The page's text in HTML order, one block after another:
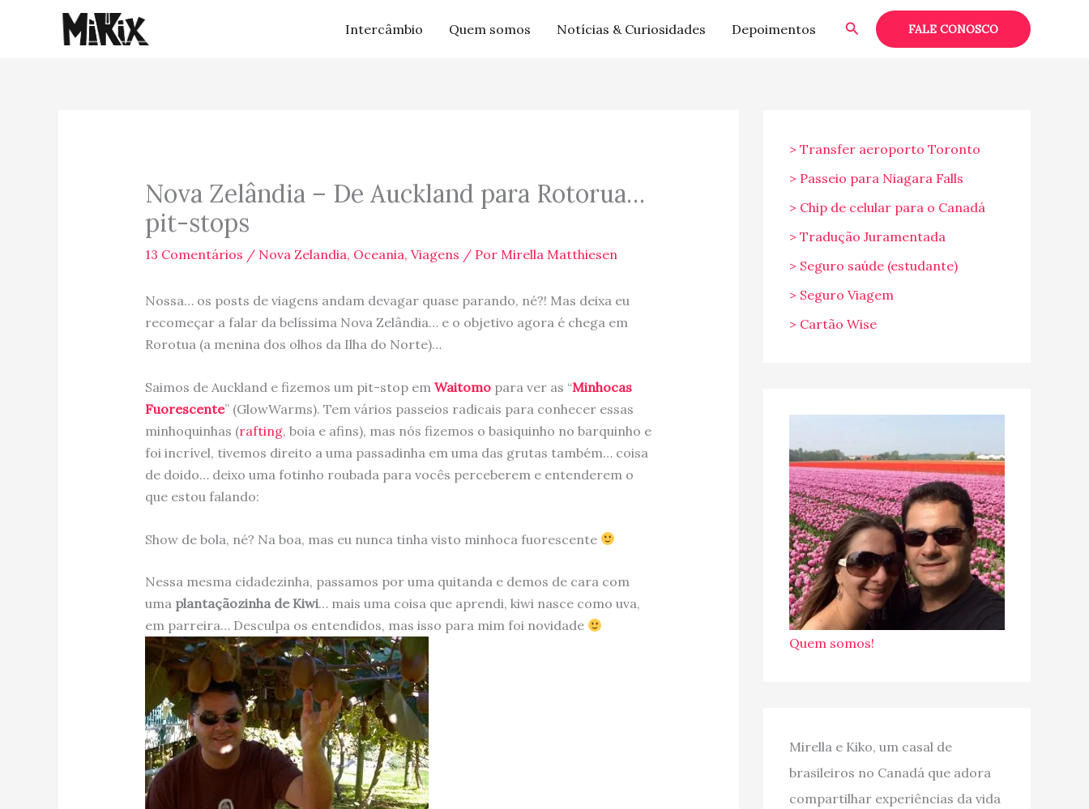
Intercâmbio Quem somos Notícias & Curiosidades Depoimentos PesquisarFALE CONOSCO
Nova Zelândia – De Auckland para Rotorua…
pit-stops
13 Comentários / Nova Zelandia, Oceania, Viagens / Por Mirella Matthiesen
Nossa… os posts de viagens andam devagar quase parando, né?! Mas deixa eu
recomeçar a falar da belíssima Nova Zelândia… e o objetivo agora é chega em
Rorotua (a menina dos olhos da Ilha do Norte)…
Saimos de Auckland e fizemos um pit-stop em Waitomopara ver as “Minhocas
Fuorescente” (GlowWarms). Tem vários passeios radicais para conhecer essas
minhoquinhas (rafting, boia e afins), mas nós fizemos o basiquinho no barquinho e
foi incrível, tivemos direito a uma passadinha em uma das grutas também… coisa
de doido… deixo uma fotinho roubada para vocês perceberem e entenderem o
que estou falando:
Show de bola, né? Na boa, mas eu nunca tinha visto minhoca fuorescente
Nessa mesma cidadezinha, passamos por uma quitanda e demos de cara com
uma plantaçãozinha de Kiwi… mais uma coisa que aprendi, kiwi nasce como uva,
em parreira… Desculpa os entendidos, mas isso para mim foi novidade
> Transfer aeroporto Toronto
> Passeio para Niagara Falls
> Chip de celular para o Canadá
> Tradução Juramentada
> Seguro saúde (estudante)
> Seguro Viagem
> Cartão Wise
Quem somos!
Mirella e Kiko, um casal de
brasileiros no Canadá que adora
compartilhar experiências da vida